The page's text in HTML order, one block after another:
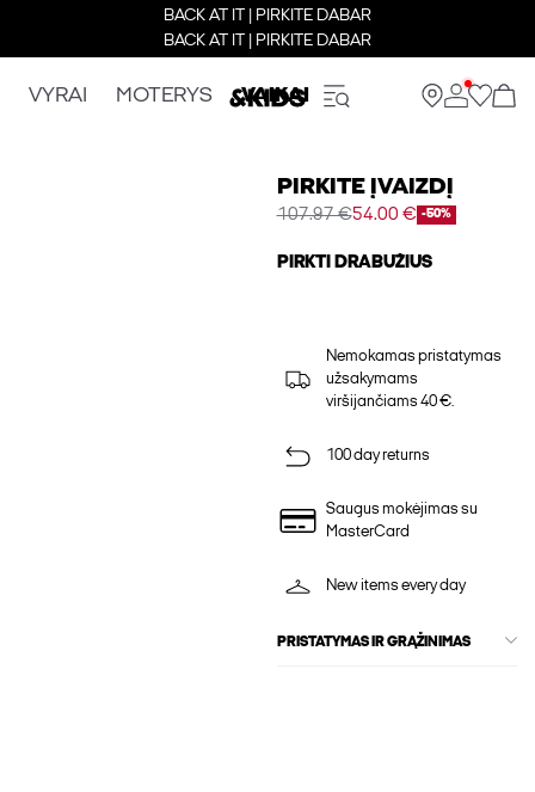
BACK AT IT | PIRKITE DABAR
BACK AT IT | PIRKITE DABAR
VYRAI MOTERYS VAIKAI
PIRKITE ĮVAIZDĮ
107.97 €54.00 € -50%
PIRKTI DRABUŽIUS
Nemokamas pristatymas
užsakymams
viršijančiams 40 €.
100 day returns
Saugus mokėjimas su
MasterCard
New items every day
PRISTATYMAS IR GRĄŽINIMAS